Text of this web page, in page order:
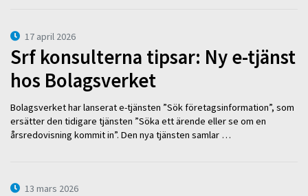
17 april 2026
Srf konsulterna tipsar: Ny e-tjänst
hos Bolagsverket
Bolagsverket har lanserat e-tjänsten ”Sök företagsinformation”, som
ersätter den tidigare tjänsten ”Söka ett ärende eller se om en
årsredovisning kommit in”. Den nya tjänsten samlar …
13 mars 2026